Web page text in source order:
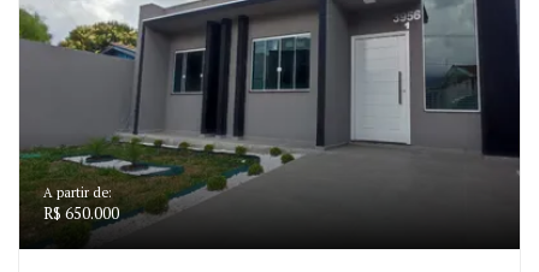
A partir de:
R$ 650.000